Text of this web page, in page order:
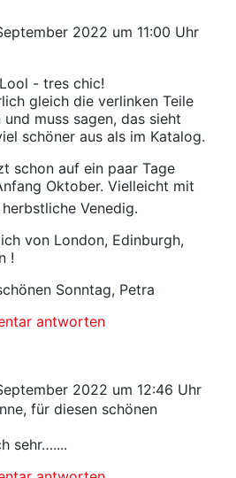
2022 um 11:00 Uhr
- tres chic!
gleich die verlinken Teile
und muss sagen, das sieht
schöner aus als im Katalog.
schon auf ein paar Tage
Oktober. Vielleicht mit
Venedig.
von London, Edinburgh,
!
Sonntag, Petra
antworten
2022 um 12:46 Uhr
für diesen schönen
sehr…....